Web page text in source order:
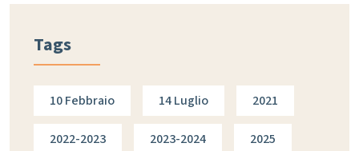
Tags
10 Febbraio 14 Luglio 2021
2022-2023 2023-2024 2025